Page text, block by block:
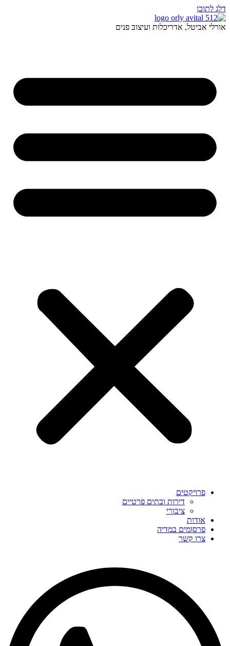
דלג לתוכן
אורלי אביטל, אדריכלות ועיצוב פנים
פרויקטים
דירות ובתים פרטיים
ציבורי
אודות
פרסומים במדיה
צרו קשר